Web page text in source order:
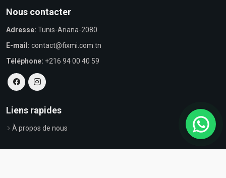
Nous contacter
Adresse: Tunis-Ariana-2080
E-mail: contact@fixmi.com.tn
Téléphone: +216 94 00 40 59
Liens rapides
À propos de nous